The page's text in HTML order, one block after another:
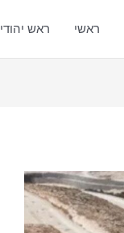
ראשי ראש יהודי